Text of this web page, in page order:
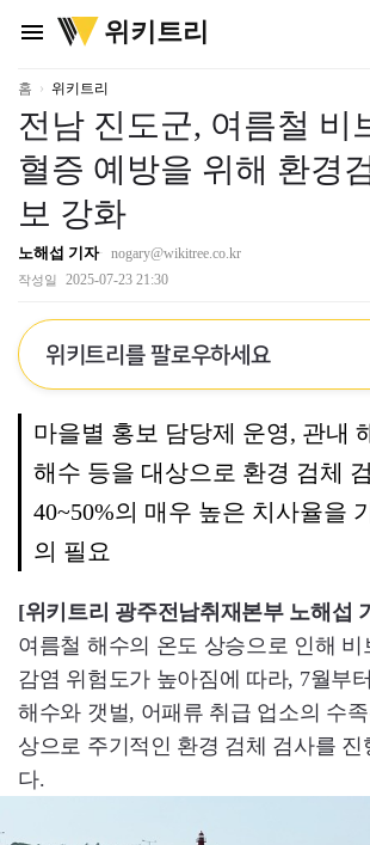
menu
위
키
리
위키트리
홈 위키트리
전남 진도군, 여름철 비
혈증 예방을 위해 환경
보 강화
노해섭 기자 nogary@wikitree.co.kr
작성일 2025-07-23 21:30
위키트리를 팔로우하세요
마을별 홍보 담당제 운영, 관내
해수 등을 대상으로 환경 검체
40~50%의 매우 높은 치사율을
의 필요
[위키트리 광주전남취재본부 노해섭
여름철 해수의 온도 상승으로 인해 비
감염 위험도가 높아짐에 따라, 7월부
해수와 갯벌, 어패류 취급 업소의 수
상으로 주기적인 환경 검체 검사를 진
다.